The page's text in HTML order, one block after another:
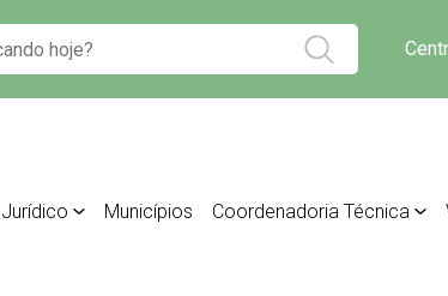
Jurídico Municípios Coordenadoria Técnica